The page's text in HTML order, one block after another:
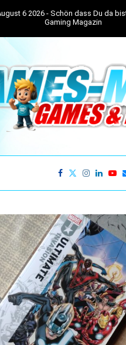
6 2026 - Schön dass Du da
Gaming Magazin